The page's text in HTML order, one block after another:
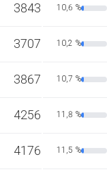
3843 10,6 %
3707 10,2 %
3867 10,7 %
4256 11,8 %
4176 11,5 %